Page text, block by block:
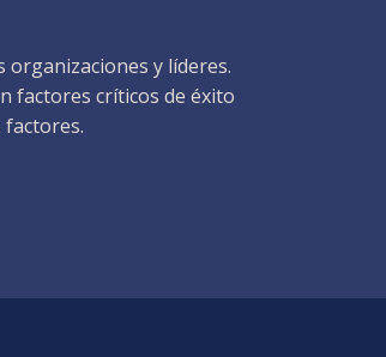
y líderes.
factores críticos de éxito
factores.